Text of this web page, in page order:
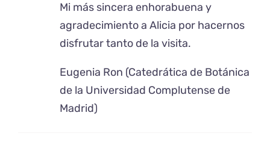
Mi más sincera enhorabuena y
agradecimiento a Alicia por hacernos
disfrutar tanto de la visita.
Eugenia Ron (Catedrática de Botánica
de la Universidad Complutense de
Madrid)